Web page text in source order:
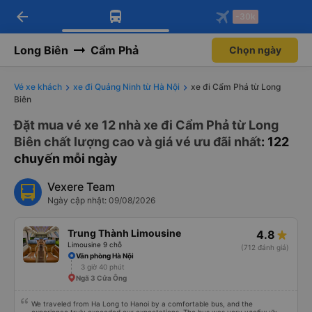
Tải app Vexere ngay!
Nhận ưu đãi thành viên độc
Mở app
Tải app Vexere
-30k/ghế khi đặt vé máy bay qua
Mở app
arrow_back -30k
Long Biên Cẩm Phả Chọn ngày
Vé xe khách xe đi Quảng Ninh từ Hà Nội
xe đi Cẩm Phả từ Long
Biên
Đặt mua vé xe 12 nhà xe đi Cẩm Phả từ Long
Biên chất lượng cao và giá vé ưu đãi nhất: 122
chuyến mỗi ngày
Vexere Team
Ngày cập nhật: 09/08/2026
Trung Thành Limousine
Limousine 9 chỗ
4.8
(712 đánh giá)
Văn phòng Hà Nội
3 giờ 40 phút
Ngã 3 Cửa Ông
We traveled from Ha Long to Hanoi by a comfortable bus, and the